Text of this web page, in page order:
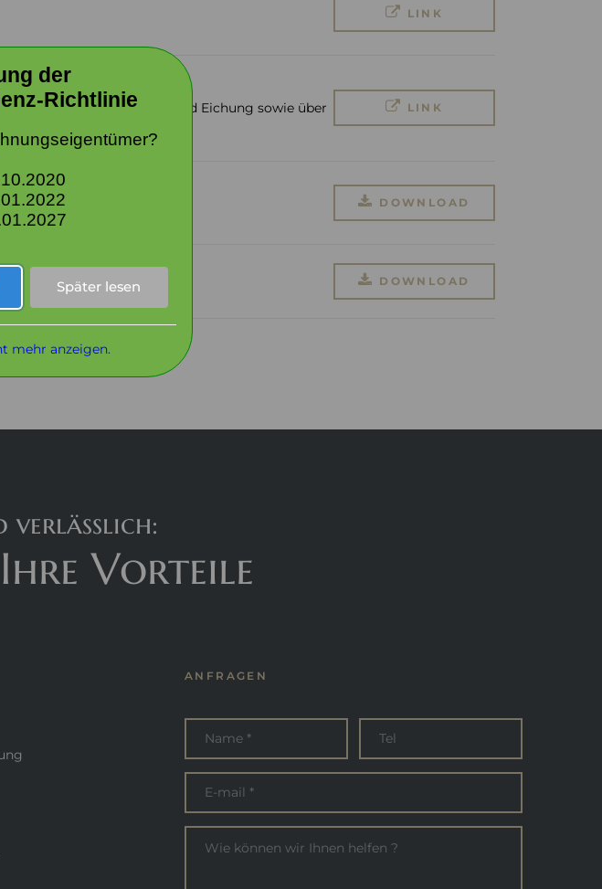
LINK
Markt, ihre Verwendung und Eichung sowie über
LINK
(PDF)
DOWNLOAD
DOWNLOAD
verlässlich:
Ihre Vorteile
ANFRAGEN
der
Richtlinie
Später lesen
mehr anzeigen.